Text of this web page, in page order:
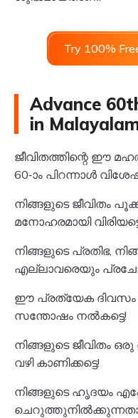
Try 100%
Advance
in
ജീവിതത്തിന്റെ ഈ
60-ാം പിറന്നാൾ
നിങ്ങളുടെ ജീവിതം
മനോഹരമായി
നിങ്ങളുടെ പ്രതിഭ,
എല്ലാവരെയും
ഈ പ്രത്യേക ദിവസം
സന്തോഷം നൽകട്ടെ!
നിങ്ങളുടെ ജീവിതം ഒരു
വഴി കാണിക്കട്ടെ!
നിങ്ങളുടെ ഹൃദയം